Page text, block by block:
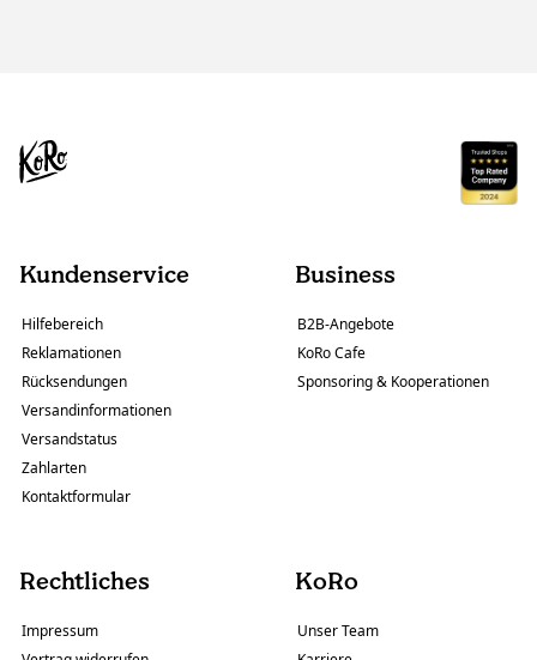
Kundenservice
Hilfebereich
Reklamationen
Rücksendungen
Versandinformationen
Versandstatus
Zahlarten
Kontaktformular
Business
B2B-Angebote
KoRo Cafe
Sponsoring & Kooperationen
Rechtliches
Impressum
KoRo
Unser Team